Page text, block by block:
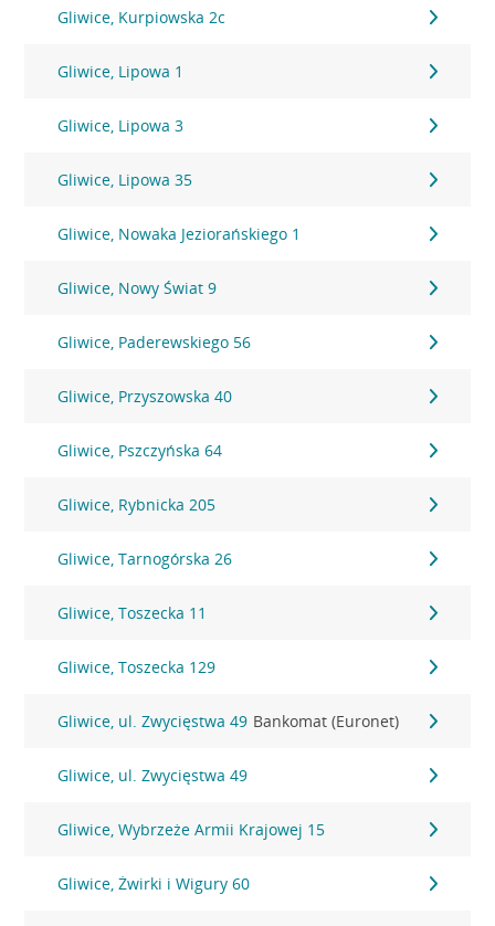
Gliwice, Kurpiowska 2c
Gliwice, Lipowa 1
Gliwice, Lipowa 3
Gliwice, Lipowa 35
Gliwice, Nowaka Jeziorańskiego 1
Gliwice, Nowy Świat 9
Gliwice, Paderewskiego 56
Gliwice, Przyszowska 40
Gliwice, Pszczyńska 64
Gliwice, Rybnicka 205
Gliwice, Tarnogórska 26
Gliwice, Toszecka 11
Gliwice, Toszecka 129
Gliwice, ul. Zwycięstwa 49 Bankomat (Euronet)
Gliwice, ul. Zwycięstwa 49
Gliwice, Wybrzeże Armii Krajowej 15
Gliwice, Żwirki i Wigury 60